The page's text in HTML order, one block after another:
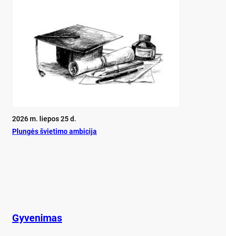
2026 m. liepos 25 d.
Plun­gės švie­ti­mo am­bi­ci­ja
Gyvenimas